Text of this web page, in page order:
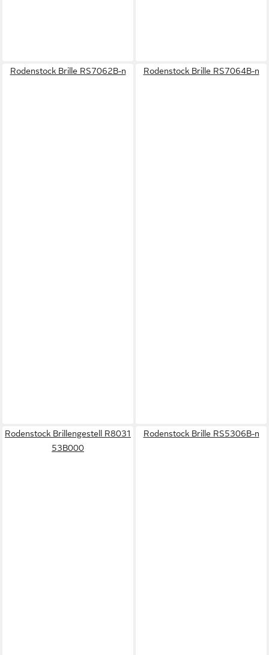
Rodenstock Brille RS7062B-n Rodenstock Brille RS7064B-n
Rodenstock Brillengestell R8031
53B000
Rodenstock Brille RS5306B-n